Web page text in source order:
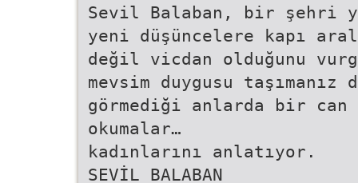
Sevil Balaban, bir şehri
yeni düşüncelere kapı
değil vicdan olduğunu
mevsim duygusu
görmediği anlarda bir
okumalar…
kadınlarını anlatıyor.
SEVİL BALABAN